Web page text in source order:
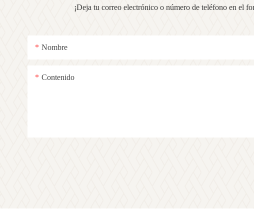
¡Deja tu correo electrónico o número de teléfono en el
Nombre
Contenido